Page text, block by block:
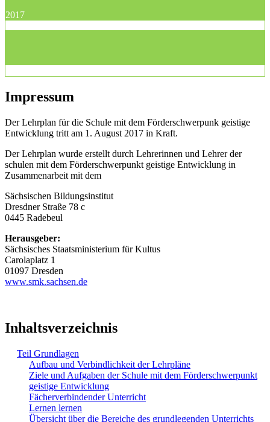
2017
Impressum
Der Lehrplan für die Schule mit dem Förderschwerpunk geistige
Entwicklung tritt am 1. August 2017 in Kraft.
Der Lehrplan wurde erstellt durch Lehrerinnen und Lehrer der
schulen mit dem Förderschwerpunkt geistige Entwicklung in
Zusammenarbeit mit dem
Sächsischen Bildungsinstitut
Dresdner Straße 78 c
0445 Radebeul
Herausgeber:
Sächsisches Staatsministerium für Kultus
Carolaplatz 1
01097 Dresden
www.smk.sachsen.de
Inhaltsverzeichnis
Teil Grundlagen
Aufbau und Verbindlichkeit der Lehrpläne
Ziele und Aufgaben der Schule mit dem Förderschwerpunkt
geistige Entwicklung
Fächerverbindender Unterricht
Lernen lernen
Übersicht über die Bereiche des grundlegenden Unterrichts